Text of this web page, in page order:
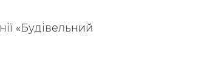
«Будівельний